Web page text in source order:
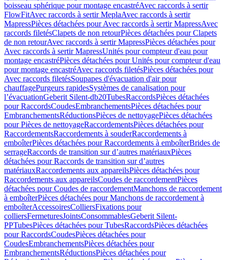
boisseau sphérique pour montage encastréAvec raccords à sertir
FlowFitAvec raccords à sertir MeplaAvec raccords à sertir
MapressPièces détachées pour Avec raccords à sertir MapressAvec
raccords filetésClapets de non retourPièces détachées pour Clapets
de non retourAvec raccords à sertir MapressPièces détachées pour
Avec raccords à sertir MapressUnités pour compteur d'eau pour
montage encastréPièces détachées pour Unités pour compteur d'eau
pour montage encastréAvec raccords filetésPièces détachées pour
Avec raccords filetésSoupapes d'évacuation d'air pour
chauffagePurgeurs rapidesSystèmes de canalisation pour
l’évacuationGeberit Silent-db20TubesRaccordsPièces détachées
pour RaccordsCoudesEmbranchementsPièces détachées pour
EmbranchementsRéductionsPièces de nettoyagePièces détachées
pour Pièces de nettoyageRaccordementsPièces détachées pour
RaccordementsRaccordements à souderRaccordements à
emboîterPièces détachées pour Raccordements à emboîterBrides de
serrageRaccords de transition sur d’autres matériauxPièces
détachées pour Raccords de transition sur d’autres
matériauxRaccordements aux appareilsPièces détachées pour
Raccordements aux appareilsCoudes de raccordementPièces
détachées pour Coudes de raccordementManchons de raccordement
à emboîterPièces détachées pour Manchons de raccordement à
emboîterAccessoiresColliersFixations pour
colliersFermeturesJointsConsommablesGeberit Silent-
PPTubesPièces détachées pour TubesRaccordsPièces détachées
pour RaccordsCoudesPièces détachées pour
CoudesEmbranchementsPièces détachées pour
EmbranchementsRéductionsPièces détachées pour